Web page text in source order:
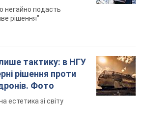
негайно подасть
рішення"
тактику: в НГУ
рішення проти
Фото
естетика зі світу